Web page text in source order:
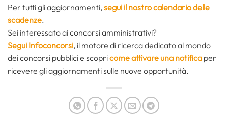
Per tutti gli aggiornamenti, segui il nostro calendario delle
scadenze.
Sei interessato ai concorsi amministrativi?
Segui Infoconcorsi, il motore di ricerca dedicato al mondo
dei concorsi pubblici e scopricome attivare una notifica per
ricevere gli aggiornamenti sulle nuove opportunità.